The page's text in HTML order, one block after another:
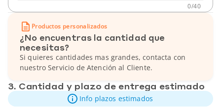
0/40
Productos personalizados
¿No encuentras la cantidad que
necesitas?
Si quieres cantidades mas grandes, contacta con
nuestro Servicio de Atención al Cliente.
3. Cantidad y plazo de entrega estimado
Info plazos estimados